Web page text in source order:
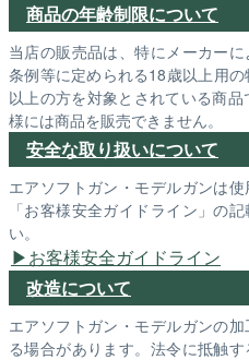
商品の年齢制限について
当店の販売品は、特にメーカー
条例等に定められる18歳以上用
以上の方を対象とされている商
様には商品を販売できません。
安全な取り扱いについて
エアソフトガン・モデルガンは
「お客様安全ガイドライン」の
い。
お客様安全ガイドライン
改造について
エアソフトガン・モデルガンの
る場合があります。法令に抵触